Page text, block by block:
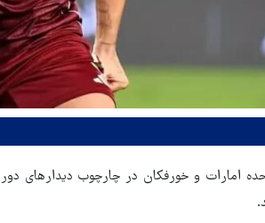
امارات و خورفکان در چارچوب دیدارهای